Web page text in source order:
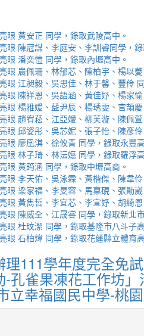
眼 黃安正 同學，錄取武陵高中。
眼 陳冠謀、李庭安、李訓睿同學，
眼 潘奕愷 同學，錄取內壢高中。
眼 農佩珊、林郁芯、陳柏宇、楊以
眼 江昶毅、吳思佳、林于馨、豐伶
眼 陳祥恩、吳語涵、黃佳妤、楊家
眼 楊雅媛、藍尹辰、楊琇雯、官頡
眼 趙宥菘、江亞嬡、柳芙漩、陳佩
眼 邱姿彤、吳芯妮、張子怡、陳彥
眼 廖凰淇、徐攸青 同學，錄取永豐
眼 林子琦、林沄嬨 同學，錄取羅浮
眼 黃筠涵 同學，錄取中壢高商。
眼 李天佑、吳泳霖、黃楷傑、陳韋
眼 梁家福、李旻容、馬稟硯、張勛
眼 黃雋哲、李宜芯、李宣妤、胡綺
眼 陳威全、江晟睿 同學，錄取新北
眼 杜玟潔 同學，錄取基隆市八斗子
眼 石柏煒 同學，錄取花蓮縣立體育
111學年度完全免
-孔雀果凍花工作坊
立幸福國民中學-桃